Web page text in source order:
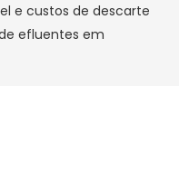
e custos de descarte
efluentes em